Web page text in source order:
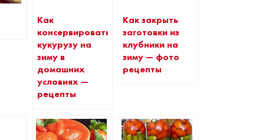
Как
консервировать
кукурузу на
зиму в
домашних
условиях —
рецепты
Как закрыть
заготовки из
клубники на
зиму — фото
рецепты